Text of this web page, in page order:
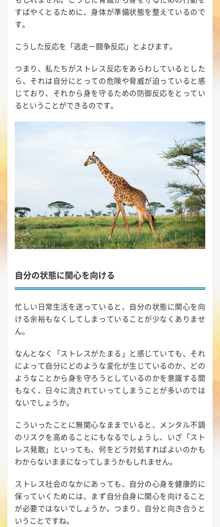
すばやくとるために、身体が準備状態を整えているので
す。
こうした反応を「逃走－闘争反応」とよびます。
つまり、私たちがストレス反応をあらわしているとした
ら、それは自分にとっての危険や脅威が迫っていると感
じており、それから身を守るための防御反応をとってい
るということができるのです。
自分の状態に関心を向ける
忙しい日常生活を送っていると、自分の状態に関心を向
ける余裕もなくしてしまっていることが少なくありませ
ん。
なんとなく「ストレスがたまる」と感じていても、それ
によって自分にどのような変化が生じているのか、どの
ようなことから身を守ろうとしているのかを意識する間
もなく、日々に流されていってしまうことが多いのでは
ないでしょうか。
こういったことに無関心なままでいると、メンタル不調
のリスクを高めることにもなるでしょうし、いざ「スト
レス発散」といっても、何をどう対処すればよいのかも
わからないままになってしまうかもしれません。
ストレス社会のなかにあっても、自分の心身を健康的に
保っていくためには、まず自分自身に関心を向けること
が必要ではないでしょうか。つまり、自分と向き合うと
いうことですね。